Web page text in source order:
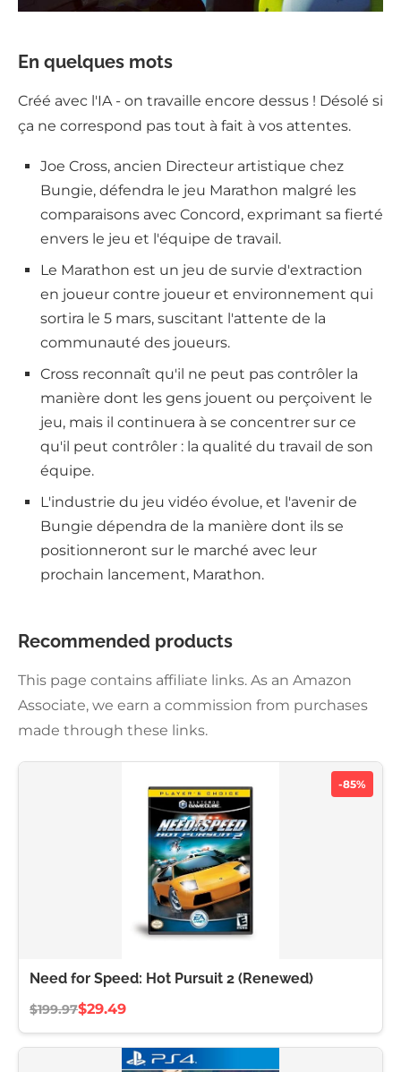
En quelques mots
Créé avec l'IA - on travaille encore dessus ! Désolé si
ça ne correspond pas tout à fait à vos attentes.
Joe Cross, ancien Directeur artistique chez
Bungie, défendra le jeu Marathon malgré les
comparaisons avec Concord, exprimant sa fierté
envers le jeu et l'équipe de travail.
Le Marathon est un jeu de survie d'extraction
en joueur contre joueur et environnement qui
sortira le 5 mars, suscitant l'attente de la
communauté des joueurs.
Cross reconnaît qu'il ne peut pas contrôler la
manière dont les gens jouent ou perçoivent le
jeu, mais il continuera à se concentrer sur ce
qu'il peut contrôler : la qualité du travail de son
équipe.
L'industrie du jeu vidéo évolue, et l'avenir de
Bungie dépendra de la manière dont ils se
positionneront sur le marché avec leur
prochain lancement, Marathon.
Recommended products
This page contains affiliate links. As an Amazon
Associate, we earn a commission from purchases
made through these links.
-85%
Need for Speed: Hot Pursuit 2 (Renewed)
$199.97$29.49